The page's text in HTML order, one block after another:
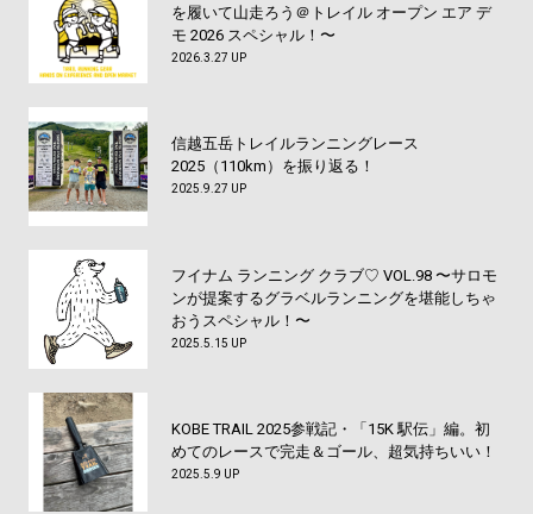
を履いて山走ろう＠トレイル オープン エア デ
モ 2026 スペシャル！〜
2026.3.27 UP
信越五岳トレイルランニングレース
2025（110km）を振り返る！
2025.9.27 UP
フイナム ランニング クラブ♡ VOL.98 〜サロモ
ンが提案するグラベルランニングを堪能しちゃ
おうスペシャル！〜
2025.5.15 UP
KOBE TRAIL 2025参戦記・「15K 駅伝」編。初
めてのレースで完走＆ゴール、超気持ちいい！
2025.5.9 UP